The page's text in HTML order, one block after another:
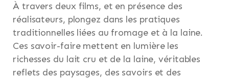
À travers deux films, et en présence des
réalisateurs, plongez dans les pratiques
traditionnelles liées au fromage et à la laine.
Ces savoir-faire mettent en lumière les
richesses du lait cru et de la laine, véritables
reflets des paysages, des savoirs et des